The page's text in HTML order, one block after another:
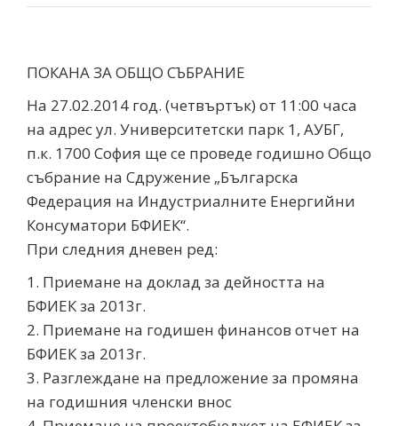
ПОКАНА ЗА ОБЩО СЪБРАНИЕ
На 27.02.2014 год. (четвъртък) от 11:00 часа
на адрес ул. Университетски парк 1, АУБГ,
п.к. 1700 София ще се проведе годишно Общо
събрание на Сдружение „Българска
Федерация на Индустриалните Енергийни
Консуматори БФИЕК“.
При следния дневен ред:
1. Приемане на доклад за дейността на
БФИЕК за 2013г.
2. Приемане на годишен финансов отчет на
БФИЕК за 2013г.
3. Разглеждане на предложение за промяна
на годишния членски внос